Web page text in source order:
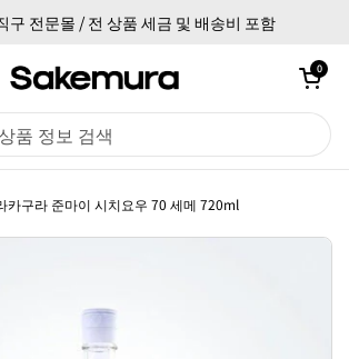
구 전문몰 / 전 상품 세금 및 배송비 포함
카트 열기
0
카구라 준마이 시치요우 70 세메 720ml